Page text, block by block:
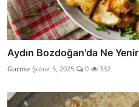
Aydın Bozdoğan'da Ne
Gurme Şubat 5, 2025 0 332